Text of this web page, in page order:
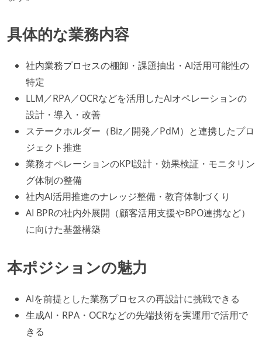
具体的な業務内容
社内業務プロセスの棚卸・課題抽出・AI活用可能性の
特定
LLM／RPA／OCRなどを活用したAIオペレーションの
設計・導入・改善
ステークホルダー（Biz／開発／PdM）と連携したプロ
ジェクト推進
業務オペレーションのKPI設計・効果検証・モニタリン
グ体制の整備
社内AI活用推進のナレッジ整備・教育体制づくり
AI BPRの社内外展開（顧客活用支援やBPO連携など）
に向けた基盤構築
本ポジションの魅力
AIを前提とした業務プロセスの再設計に挑戦できる
生成AI・RPA・OCRなどの先端技術を実運用で活用で
きる